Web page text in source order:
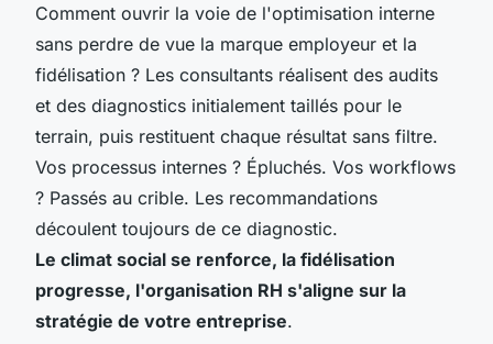
Comment ouvrir la voie de l'optimisation interne
sans perdre de vue la marque employeur et la
fidélisation ? Les consultants réalisent des audits
et des diagnostics initialement taillés pour le
terrain, puis restituent chaque résultat sans filtre.
Vos processus internes ? Épluchés. Vos workflows
? Passés au crible. Les recommandations
découlent toujours de ce diagnostic.
Le climat social se renforce, la fidélisation
progresse, l'organisation RH s'aligne sur la
stratégie de votre entreprise.